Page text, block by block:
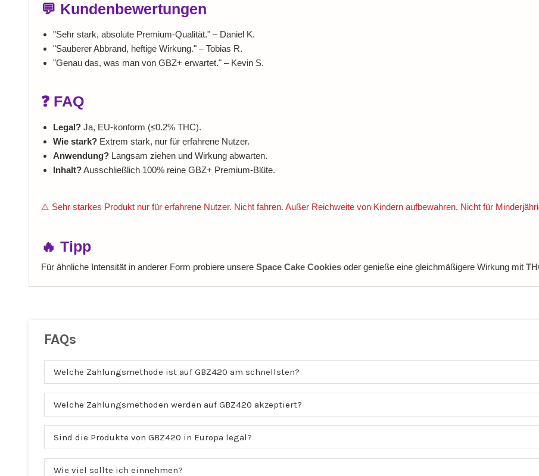
💬 Kundenbewertungen
"Sehr stark, absolute Premium‑Qualität." – Daniel K.
"Sauberer Abbrand, heftige Wirkung." – Tobias R.
"Genau das, was man von GBZ+ erwartet." – Kevin S.
❓ FAQ
Legal?Ja, EU‑konform (≤0.2% THC).
Wie stark?Extrem stark, nur für erfahrene Nutzer.
Anwendung?Langsam ziehen und Wirkung abwarten.
Inhalt?Ausschließlich 100% reine GBZ+ Premium‑Blüte.
⚠️ Sehr starkes Produkt nur für erfahrene Nutzer. Nicht fahren. Außer Reichweite von Kindern aufbewahren. Nicht für
🔥 Tipp
Für ähnliche Intensität in anderer Form probiere unsere Space Cake Cookiesoder genieße eine gleichmäßigere Wirkung mit
FAQs
Welche Zahlungsmethode ist auf GBZ420 am schnellsten?
Welche Zahlungsmethoden werden auf GBZ420 akzeptiert?
Sind die Produkte von GBZ420 in Europa legal?
Wie viel sollte ich einnehmen?